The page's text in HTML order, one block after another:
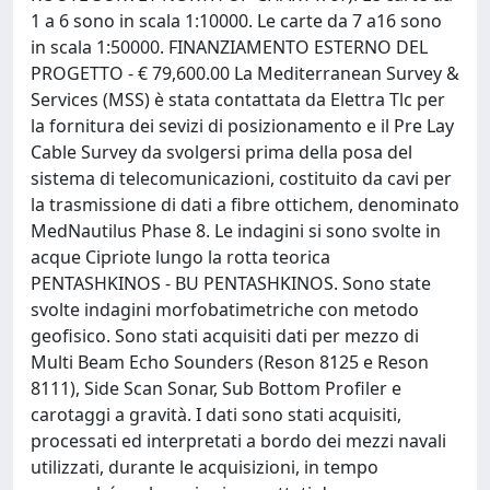
1 a 6 sono in scala 1:10000. Le carte da 7 a16 sono
in scala 1:50000. FINANZIAMENTO ESTERNO DEL
PROGETTO - € 79,600.00 La Mediterranean Survey &
Services (MSS) è stata contattata da Elettra Tlc per
la fornitura dei sevizi di posizionamento e il Pre Lay
Cable Survey da svolgersi prima della posa del
sistema di telecomunicazioni, costituito da cavi per
la trasmissione di dati a fibre ottichem, denominato
MedNautilus Phase 8. Le indagini si sono svolte in
acque Cipriote lungo la rotta teorica
PENTASHKINOS - BU PENTASHKINOS. Sono state
svolte indagini morfobatimetriche con metodo
geofisico. Sono stati acquisiti dati per mezzo di
Multi Beam Echo Sounders (Reson 8125 e Reson
8111), Side Scan Sonar, Sub Bottom Profiler e
carotaggi a gravità. I dati sono stati acquisiti,
processati ed interpretati a bordo dei mezzi navali
utilizzati, durante le acquisizioni, in tempo